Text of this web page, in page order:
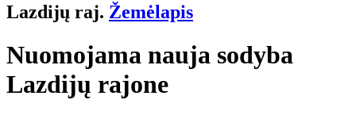
Lazdijų raj. Žemėlapis
Nuomojama nauja sodyba
Lazdijų rajone